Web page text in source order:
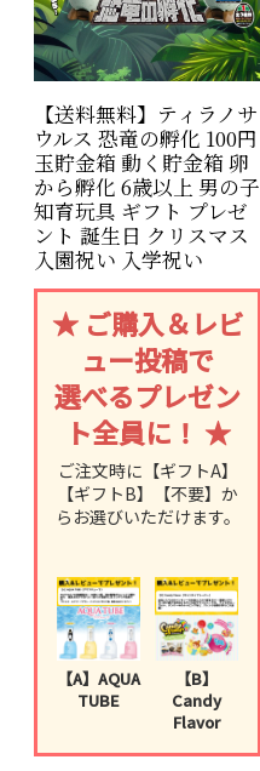
【送料無料】ティラノサ
ウルス 恐竜の孵化 100円
玉貯金箱 動く貯金箱 卵
から孵化 6歳以上 男の子
知育玩具 ギフト プレゼ
ント 誕生日 クリスマス
入園祝い 入学祝い
★ ご購入＆レビ
ュー投稿で
選べるプレゼン
ト全員に！ ★
ご注文時に【ギフトA】
【ギフトB】【不要】か
らお選びいただけます。
【A】AQUA
TUBE
【B】
Candy
Flavor